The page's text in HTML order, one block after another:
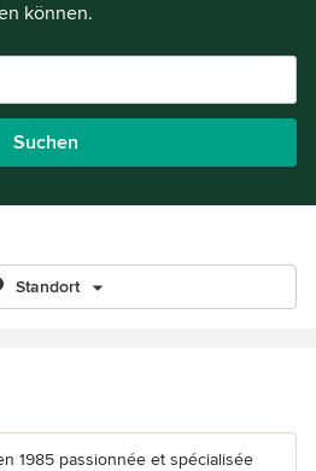
können.
Suchen
Standort
1985 passionnée et spécialisée